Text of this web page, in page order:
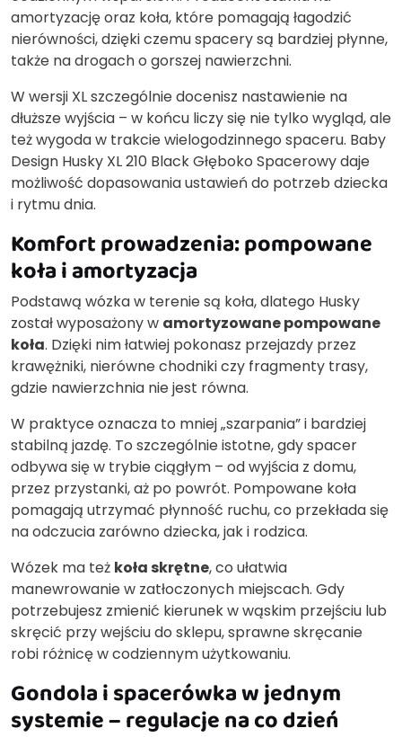
amortyzację oraz koła, które pomagają łagodzić
nierówności, dzięki czemu spacery są bardziej płynne,
także na drogach o gorszej nawierzchni.
W wersji XL szczególnie docenisz nastawienie na
dłuższe wyjścia – w końcu liczy się nie tylko wygląd, ale
też wygoda w trakcie wielogodzinnego spaceru. Baby
Design Husky XL 210 Black Głęboko Spacerowy daje
możliwość dopasowania ustawień do potrzeb dziecka
i rytmu dnia.
Komfort prowadzenia: pompowane
koła i amortyzacja
Podstawą wózka w terenie są koła, dlatego Husky
został wyposażony w amortyzowane pompowane
koła. Dzięki nim łatwiej pokonasz przejazdy przez
krawężniki, nierówne chodniki czy fragmenty trasy,
gdzie nawierzchnia nie jest równa.
W praktyce oznacza to mniej „szarpania” i bardziej
stabilną jazdę. To szczególnie istotne, gdy spacer
odbywa się w trybie ciągłym – od wyjścia z domu,
przez przystanki, aż po powrót. Pompowane koła
pomagają utrzymać płynność ruchu, co przekłada się
na odczucia zarówno dziecka, jak i rodzica.
Wózek ma też koła skrętne, co ułatwia
manewrowanie w zatłoczonych miejscach. Gdy
potrzebujesz zmienić kierunek w wąskim przejściu lub
skręcić przy wejściu do sklepu, sprawne skręcanie
robi różnicę w codziennym użytkowaniu.
Gondola i spacerówka w jednym
systemie – regulacje na co dzień